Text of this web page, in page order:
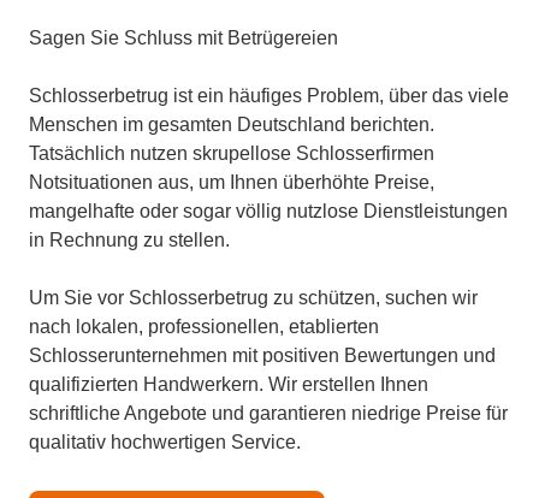
Sagen Sie Schluss mit Betrügereien
Schlosserbetrug ist ein häufiges Problem, über das viele
Menschen im gesamten Deutschland berichten.
Tatsächlich nutzen skrupellose Schlosserfirmen
Notsituationen aus, um Ihnen überhöhte Preise,
mangelhafte oder sogar völlig nutzlose Dienstleistungen
in Rechnung zu stellen.
Um Sie vor Schlosserbetrug zu schützen, suchen wir
nach lokalen, professionellen, etablierten
Schlosserunternehmen mit positiven Bewertungen und
qualifizierten Handwerkern. Wir erstellen Ihnen
schriftliche Angebote und garantieren niedrige Preise für
qualitativ hochwertigen Service.